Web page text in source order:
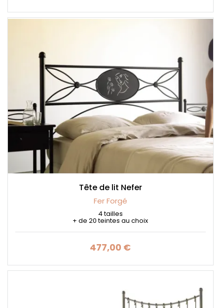
Tête de lit Nefer
Fer Forgé
4 tailles
+ de 20 teintes au choix
Prix
477,00 €